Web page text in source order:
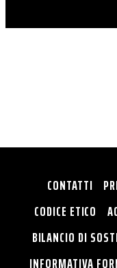
CONTATTI
CODICE ETICO
BILANCIO DI
INFORMATIVA